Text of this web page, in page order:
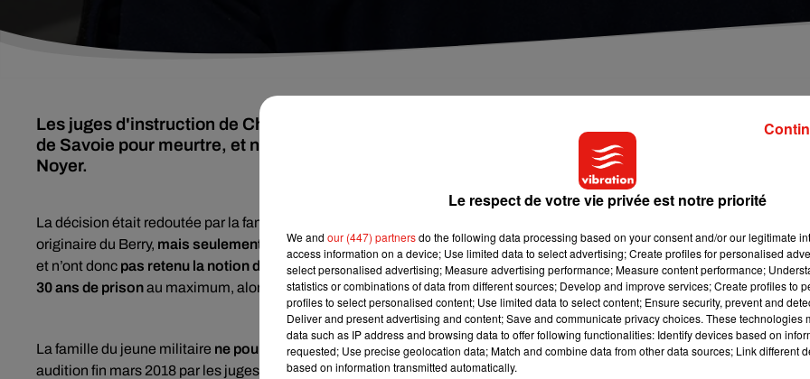
Les juges d'instruction de Chambéry ont finalement renvoyé Nordahl Lelandais devant les assises
de Savoie pour meurtre, et non assassinat, dans le cadre de la mort du caporal berrichon Arthur
Noyer.
La décision était redoutée par la famille : Nordahl Lelandais ne sera pas jugé pour l’assassinat du caporal Arthur Noyer,
originaire du Berry, mais seulement pour meurtre.Les juges d'instruction de Chambéry ont suivi les réquisitions du
et n’ont donc pas retenu la notion de préméditationdans la mort du jeune homme en avril 2017. Le meurtre est passible de
30 ans de prisonau maximum, alors que l'assassinat peut être passible de la réclusion criminelle à perpétuité.
La famille du jeune militaire ne pourra pas faire appel.Seule la défense du prévenu peut introduire un recours. Lors de son
audition fin mars 2018 par les juges chargés du dossier, Nordahl Lelandais avait reconnu
Le respect de votre vie privée est notre priorité
We and our (447) partnersdo the following data processing based on your consent and/or our legitimate
access information on a device; Use limited data to select advertising; Create profiles for personalised
select personalised advertising; Measure advertising performance; Measure content performance;
statistics or combinations of data from different sources; Develop and improve services; Create profiles to
profiles to select personalised content; Use limited data to select content; Ensure security, prevent and
Deliver and present advertising and content; Save and communicate privacy choices. These technologies
data such as IP address and browsing data to offer following functionalities: Identify devices based on
requested; Use precise geolocation data; Match and combine data from other data sources; Link different
based on information transmitted automatically.